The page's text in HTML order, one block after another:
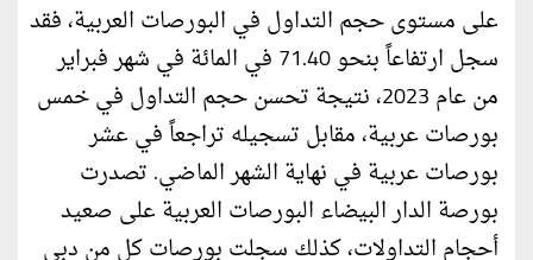
على مستوى حجم التداول في البورصات العربية، فقد
سجل ارتفاعاً بنحو 71.40 في المائة في شهر فبراير
من عام 2023، نتيجة تحسن حجم التداول في خمس
بورصات عربية، مقابل تسجيله تراجعاً في عشر
بورصات عربية في نهاية الشهر الماضي. تصدرت
بورصة الدار البيضاء البورصات العربية على صعيد
أحجام التداولات، كذلك سجلت بورصات كل من دبي